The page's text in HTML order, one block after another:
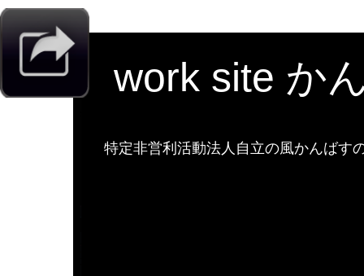
work site か
特定非営利活動法人自立の風かんばす